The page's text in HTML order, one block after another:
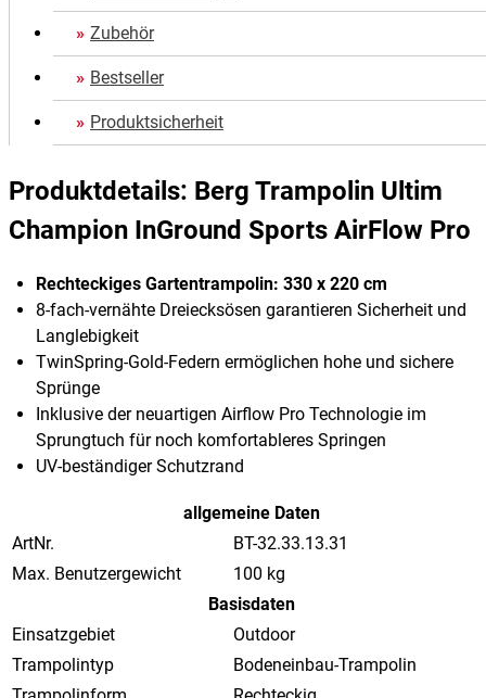
Zubehör
Bestseller
Produktsicherheit
Produktdetails: Berg Trampolin Ultim
Champion InGround Sports AirFlow Pro
Rechteckiges Gartentrampolin: 330 x 220 cm
8-fach-vernähte Dreiecksösen garantieren Sicherheit und
Langlebigkeit
TwinSpring-Gold-Federn ermöglichen hohe und sichere
Sprünge
Inklusive der neuartigen Airflow Pro Technologie im
Sprungtuch für noch komfortableres Springen
UV-beständiger Schutzrand
allgemeine Daten
ArtNr.
BT-32.33.13.31
Max. Benutzergewicht
100 kg
Basisdaten
Einsatzgebiet
Outdoor
Trampolintyp
Bodeneinbau-Trampolin